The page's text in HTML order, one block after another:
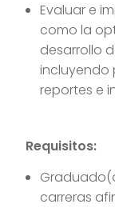
Evaluar e
como la
desarrollo
incluyendo
reportes e
Requisitos:
carreras